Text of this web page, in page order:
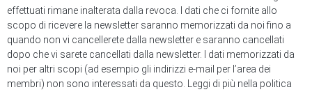
effettuati rimane inalterata dalla revoca. I dati che ci fornite allo
scopo di ricevere la newsletter saranno memorizzati da noi fino a
quando non vi cancellerete dalla newsletter e saranno cancellati
dopo che vi sarete cancellati dalla newsletter. I dati memorizzati da
noi per altri scopi (ad esempio gli indirizzi e-mail per l’area dei
membri) non sono interessati da questo. Leggi di più nella politica